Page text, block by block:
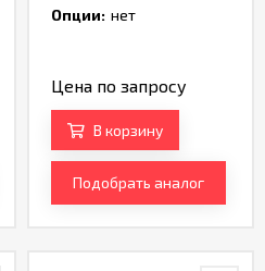
TH233199
Опции: нет
Цена по запросу
В корзину
Подобрать аналог